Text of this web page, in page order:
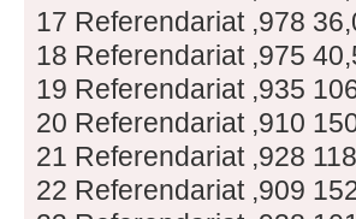
17 Referendariat ,978
18 Referendariat ,975
19 Referendariat ,935
20 Referendariat ,910
21 Referendariat ,928
22 Referendariat ,909